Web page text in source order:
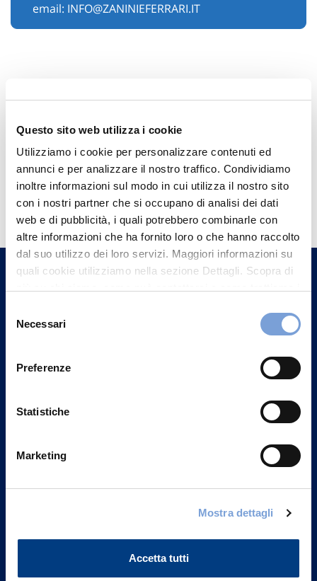
Questo sito web utilizza i cookie
Utilizziamo i cookie per personalizzare contenuti ed
annunci e per analizzare il nostro traffico. Condividiamo
inoltre informazioni sul modo in cui utilizza il nostro sito
con i nostri partner che si occupano di analisi dei dati
web e di pubblicità, i quali potrebbero combinarle con
altre informazioni che ha fornito loro o che hanno raccolto
dal suo utilizzo dei loro servizi. Maggiori informazioni su
quali cookie utilizziamo nella sezione Dettagli. Scopra di
può trovare nel footer del sito nella sezione "Informativa
delNecessari
Preferenze
Statistiche
Marketing
Mostra dettagli
Accetta tutti
email: INFO@ZANINIEFERRARI.IT
Hai bisogno di
informazioni?
Trova l'Agenzia più vicina a te e parla con
un nostro Agente.